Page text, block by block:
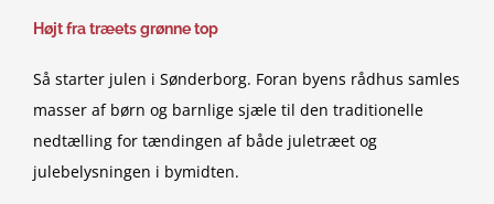
Højt fra træets grønne top
Så starter julen i Sønderborg. Foran byens rådhus samles
masser af børn og barnlige sjæle til den traditionelle
nedtælling for tændingen af både juletræet og
julebelysningen i bymidten.